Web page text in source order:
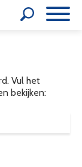
Vul het
bekijken: